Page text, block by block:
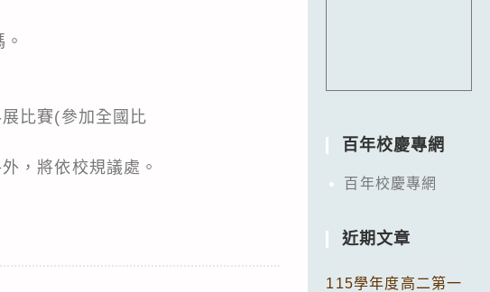
比賽(參加全國比
，將依校規議處。
百年校慶專網
百年校慶專網
近期文章
115學年度高二第一